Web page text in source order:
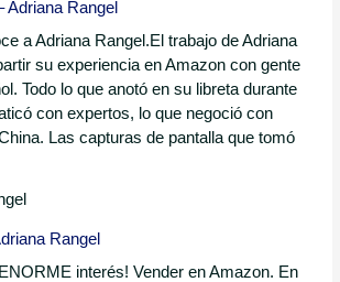
Adriana Rangel
a Adriana Rangel.El trabajo de Adriana
su experiencia en Amazon con gente
Todo lo que anotó en su libreta durante
con expertos, lo que negoció con
Las capturas de pantalla que tomó
Rangel
interés! Vender en Amazon. En